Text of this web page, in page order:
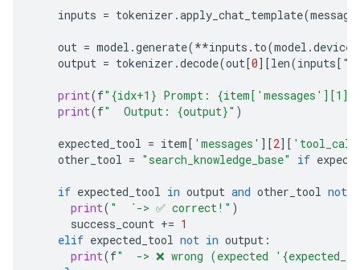
  "tools": [
    {
      "function": {
"description": "Search internal company
        "name": "search_knowledge_base",
        "parameters": {
          "properties": {
            "query": {
              "description": "query string",
              "type": "string"
            }
          },
          "required": [
            "query"
          ],
          "type": "object"
        },
inputs = tokenizer .apply_chat_template(
out = model .generate(**inputs . to(model .device
output = tokenizer .decode(out[0][len(inputs[
print(f"{idx+1} Prompt:
print(f"  Output: {output}" )
expected_tool = item[ 'messages' ][2][
other_tool = "search_knowledge_base" if
if expected_tool in output and other_tool not
print( "  `-> ✅ correct!" )
success_count += 1
elif expected_tool not in output :
print(f"  -> ❌ wrong (expected